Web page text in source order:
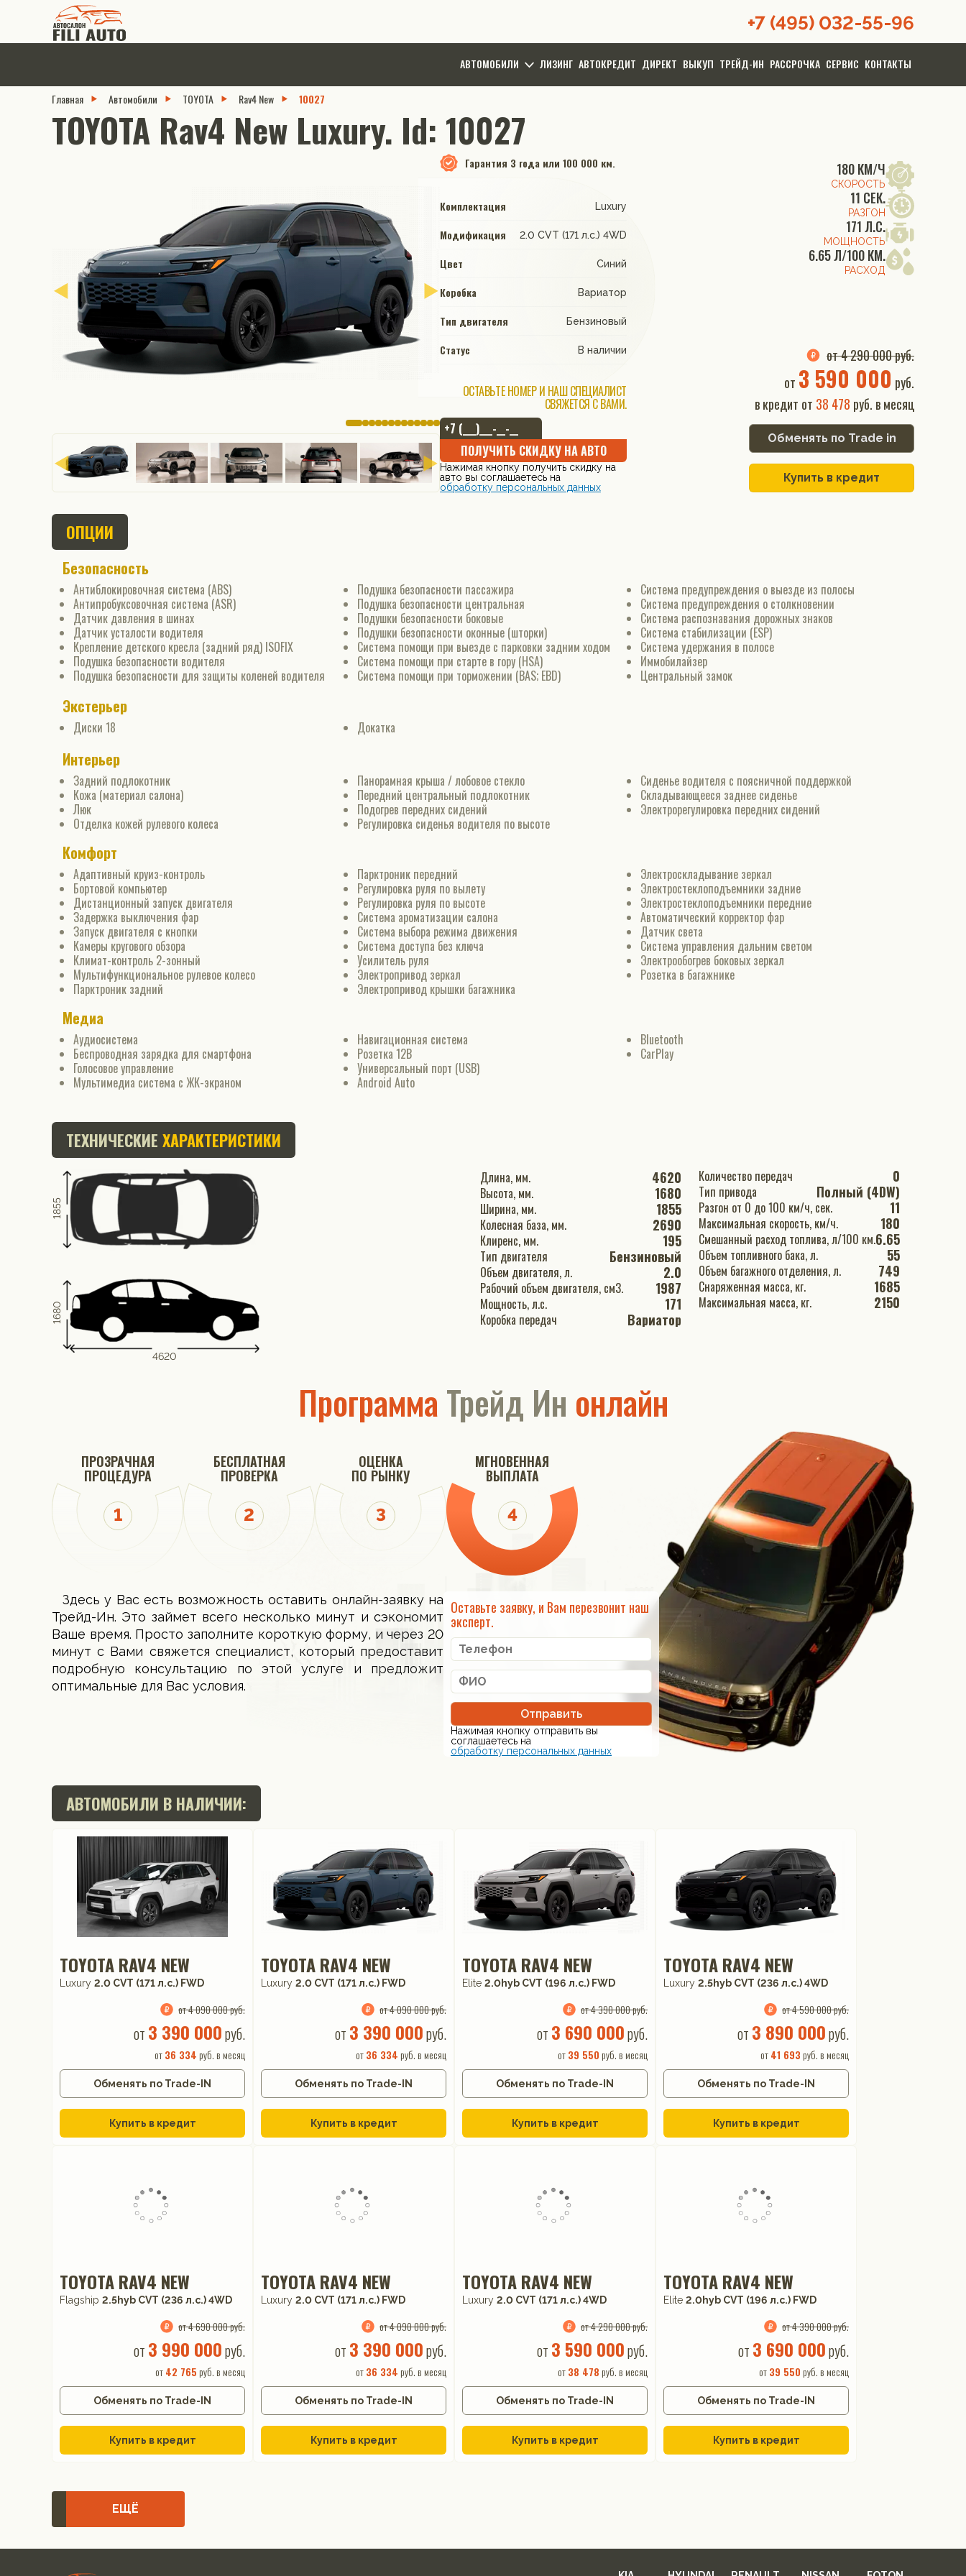
+7 (495) 032-55-96
АВТОМОБИЛИ ЛИЗИНГ АВТОКРЕДИТ ДИРЕКТ ВЫКУП ТРЕЙД-ИН РАССРОЧКА СЕРВИС КОНТАКТЫ
Главная Автомобили TOYOTA Rav4 New 10027
TOYOTA Rav4 New Luxury. Id: 10027
Гарантия 3 года или 100 000 км.
Комплектация Luxury
Модификация 2.0 CVT (171 л.с.) 4WD
Цвет Синий
Коробка Вариатор
Тип двигателя Бензиновый
Статус В наличии
ОСТАВЬТЕ НОМЕР И НАШ СПЕЦИАЛИСТ
СВЯЖЕТСЯ С ВАМИ.
ПОЛУЧИТЬ СКИДКУ НА АВТО
Нажимая кнопку получить скидку на
авто вы соглашаетесь на
обработку персональных данных
180 КМ/Ч
СКОРОСТЬ
11 СЕК.
РАЗГОН
171 Л.С.
МОЩНОСТЬ
6.65 Л/100 КМ.
РАСХОД
от 4 290 000 руб.
от 3 590 000 руб.
в кредит от 38 478 руб. в месяц
Обменять по Trade in
Купить в кредит
ОПЦИИ
Безопасность
Антиблокировочная система (ABS)
Антипробуксовочная система (ASR)
Датчик давления в шинах
Датчик усталости водителя
Крепление детского кресла (задний ряд) ISOFIX
Подушка безопасности водителя
Подушка безопасности для защиты коленей водителя
Подушка безопасности пассажира
Подушка безопасности центральная
Подушки безопасности боковые
Подушки безопасности оконные (шторки)
Система помощи при выезде с парковки задним ходом
Система помощи при старте в гору (HSA)
Система помощи при торможении (BAS; EBD)
Система предупреждения о выезде из полосы
Система предупреждения о столкновении
Система распознавания дорожных знаков
Система стабилизации (ESP)
Система удержания в полосе
Иммобилайзер
Центральный замок
Экстерьер
Диски 18 Докатка
Интерьер
Задний подлокотник
Кожа (материал салона)
Люк
Отделка кожей рулевого колеса
Панорамная крыша / лобовое стекло
Передний центральный подлокотник
Подогрев передних сидений
Регулировка сиденья водителя по высоте
Сиденье водителя с поясничной поддержкой
Складывающееся заднее сиденье
Электрорегулировка передних сидений
Комфорт
Адаптивный круиз-контроль
Бортовой компьютер
Дистанционный запуск двигателя
Задержка выключения фар
Запуск двигателя с кнопки
Камеры кругового обзора
Климат-контроль 2-зонный
Мультифункциональное рулевое колесо
Парктроник задний
Парктроник передний
Регулировка руля по вылету
Регулировка руля по высоте
Система ароматизации салона
Система выбора режима движения
Система доступа без ключа
Усилитель руля
Электропривод зеркал
Электропривод крышки багажника
Электроскладывание зеркал
Электростеклоподъемники задние
Электростеклоподъемники передние
Автоматический корректор фар
Датчик света
Система управления дальним светом
Электрообогрев боковых зеркал
Розетка в багажнике
Медиа
Аудиосистема
Беспроводная зарядка для смартфона
Голосовое управление
Мультимедиа система с ЖК-экраном
Навигационная система
Розетка 12В
Универсальный порт (USB)
Android Auto
Bluetooth
CarPlay
ТЕХНИЧЕСКИЕ ХАРАКТЕРИСТИКИ
4620
1680
1855
Длина, мм. 4620
Высота, мм. 1680
Ширина, мм. 1855
Колесная база, мм. 2690
Клиренс, мм. 195
Тип двигателя Бензиновый
Объем двигателя, л. 2.0
Рабочий объем двигателя, см3. 1987
Мощность, л.с. 171
Коробка передач Вариатор
Количество передач 0
Тип привода Полный (4DW)
Разгон от 0 до 100 км/ч, сек. 11
Максимальная скорость, км/ч. 180
Смешанный расход топлива, л/100 км.6.65
Объем топливного бака, л. 55
Объем багажного отделения, л. 749
Снаряженная масса, кг. 1685
Максимальная масса, кг. 2150
ПрограммаТрейд Ин онлайн
ПРОЗРАЧНАЯ
ПРОЦЕДУРА
БЕСПЛАТНАЯ
ПРОВЕРКА
ОЦЕНКА
ПО РЫНКУ
МГНОВЕННАЯ
ВЫПЛАТА
Здесь у Вас есть возможность оставить онлайн-заявку на
Трейд-Ин. Это займет всего несколько минут и сэкономит
Ваше время. Просто заполните короткую форму, и через 20
минут с Вами свяжется специалист, который предоставит
подробную консультацию по этой услуге и предложит
оптимальные для Вас условия.
Оставьте заявку, и Вам перезвонит наш
эксперт.
Отправить
Нажимая кнопку отправить вы
соглашаетесь на
обработку персональных данных
АВТОМОБИЛИ В НАЛИЧИИ:
TOYOTA RAV4 NEW
Luxury 2.0 CVT (171 л.с.) FWD
от 4 090 000 руб.
от 3 390 000руб.
от36 334 руб. в месяц
Обменять по Trade-IN
Купить в кредит
TOYOTA RAV4 NEW
Luxury 2.0 CVT (171 л.с.) FWD
от 4 090 000 руб.
от 3 390 000руб.
от36 334 руб. в месяц
Обменять по Trade-IN
Купить в кредит
TOYOTA RAV4 NEW
Elite 2.0hyb CVT (196 л.с.) FWD
от 4 390 000 руб.
от 3 690 000руб.
от39 550 руб. в месяц
Обменять по Trade-IN
Купить в кредит
TOYOTA RAV4 NEW
Luxury 2.5hyb CVT (236 л.с.) 4WD
от 4 590 000 руб.
от 3 890 000руб.
от41 693 руб. в месяц
Обменять по Trade-IN
Купить в кредит
TOYOTA RAV4 NEW
Flagship 2.5hyb CVT (236 л.с.) 4WD
от 4 690 000 руб.
от 3 990 000руб.
от42 765 руб. в месяц
Обменять по Trade-IN
Купить в кредит
TOYOTA RAV4 NEW
Luxury 2.0 CVT (171 л.с.) FWD
от 4 090 000 руб.
от 3 390 000руб.
от36 334 руб. в месяц
Обменять по Trade-IN
Купить в кредит
TOYOTA RAV4 NEW
Luxury 2.0 CVT (171 л.с.) 4WD
от 4 290 000 руб.
от 3 590 000руб.
от38 478 руб. в месяц
Обменять по Trade-IN
Купить в кредит
TOYOTA RAV4 NEW
Elite 2.0hyb CVT (196 л.с.) FWD
от 4 390 000 руб.
от 3 690 000руб.
от39 550 руб. в месяц
Обменять по Trade-IN
Купить в кредит
ЕЩЁ